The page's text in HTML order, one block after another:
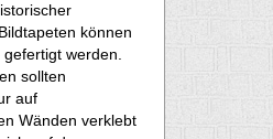
können
werden.
sollten
auf
Wänden verklebt